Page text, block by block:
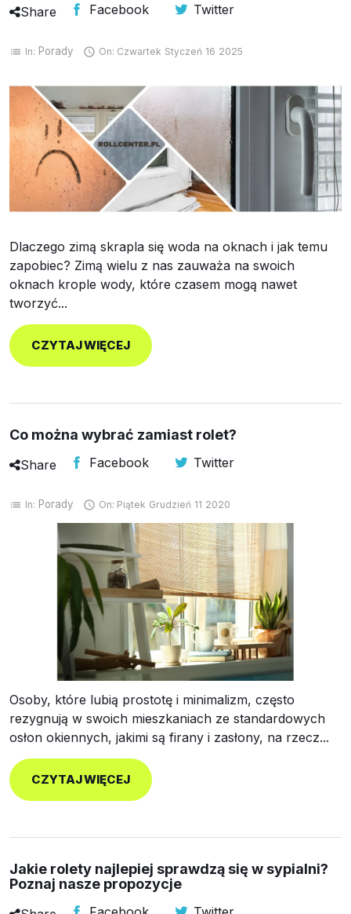
Share Facebook Twitter
list In: Porady  On: Czwartek Styczeń 16 2025
Dlaczego zimą skrapla się woda na oknach i jak temu
zapobiec? Zimą wielu z nas zauważa na swoich
oknach krople wody, które czasem mogą nawet
tworzyć...
CZYTAJ WIĘCEJ
Co można wybrać zamiast rolet?
Share Facebook Twitter
list In: Porady  On: Piątek Grudzień 11 2020
Osoby, które lubią prostotę i minimalizm, często
rezygnują w swoich mieszkaniach ze standardowych
osłon okiennych, jakimi są firany i zasłony, na rzecz...
CZYTAJ WIĘCEJ
Jakie rolety najlepiej sprawdzą się w sypialni?
Poznaj nasze propozycje